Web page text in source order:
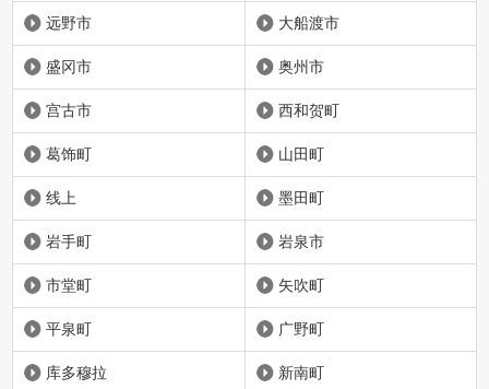
远野市 大船渡市
盛冈市 奥州市
宫古市 西和贺町
葛饰町 山田町
线上 墨田町
岩手町 岩泉市
市堂町 矢吹町
平泉町 广野町
库多穆拉 新南町